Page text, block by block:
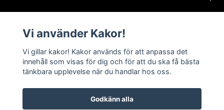
Sociala medier
Vi använder Kakor!
Vi gillar kakor! Kakor används för att anpassa det
innehåll som visas för dig och för att du ska få bästa
tänkbara upplevelse när du handlar hos oss.
Godkänn alla